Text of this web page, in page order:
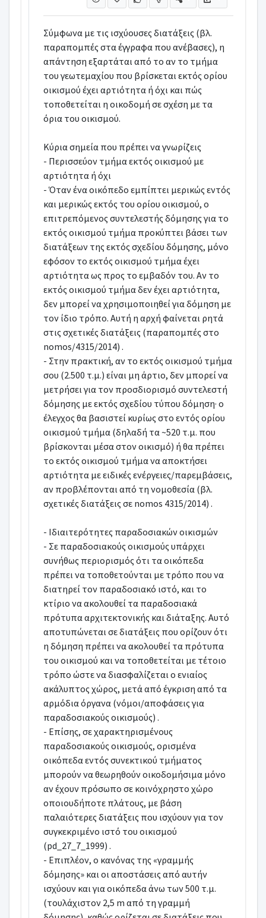
Σύμφωνα με τις ισχύουσες διατάξεις (βλ.
παραπομπές στα έγγραφα που ανέβασες), η
απάντηση εξαρτάται από το αν το τμήμα
του γεωτεμαχίου που βρίσκεται εκτός ορίου
οικισμού έχει αρτιότητα ή όχι και πώς
τοποθετείται η οικοδομή σε σχέση με τα
όρια του οικισμού.
Κύρια σημεία που πρέπει να γνωρίζεις
- Περισσεύον τμήμα εκτός οικισμού με
αρτιότητα ή όχι
- Όταν ένα οικόπεδο εμπίπτει μερικώς εντός
και μερικώς εκτός του ορίου οικισμού, ο
επιτρεπόμενος συντελεστής δόμησης για το
εκτός οικισμού τμήμα προκύπτει βάσει των
διατάξεων της εκτός σχεδίου δόμησης, μόνο
εφόσον το εκτός οικισμού τμήμα έχει
αρτιότητα ως προς το εμβαδόν του. Αν το
εκτός οικισμού τμήμα δεν έχει αρτιότητα,
δεν μπορεί να χρησιμοποιηθεί για δόμηση με
τον ίδιο τρόπο. Αυτή η αρχή φαίνεται ρητά
στις σχετικές διατάξεις (παραπομπές στο
nomos/4315/2014) .
- Στην πρακτική, αν το εκτός οικισμού τμήμα
σου (2.500 τ.μ.) είναι μη άρτιο, δεν μπορεί να
μετρήσει για τον προσδιορισμό συντελεστή
δόμησης με εκτός σχεδίου τύπου δόμηση· ο
έλεγχος θα βασιστεί κυρίως στο εντός ορίου
οικισμού τμήμα (δηλαδή τα ~520 τ.μ. που
βρίσκονται μέσα στον οικισμό) ή θα πρέπει
το εκτός οικισμού τμήμα να αποκτήσει
αρτιότητα με ειδικές ενέργειες/παρεμβάσεις,
αν προβλέπονται από τη νομοθεσία (βλ.
σχετικές διατάξεις σε nomos 4315/2014) .
- Ιδιαιτερότητες παραδοσιακών οικισμών
- Σε παραδοσιακούς οικισμούς υπάρχει
συνήθως περιορισμός ότι τα οικόπεδα
πρέπει να τοποθετούνται με τρόπο που να
διατηρεί τον παραδοσιακό ιστό, και το
κτίριο να ακολουθεί τα παραδοσιακά
πρότυπα αρχιτεκτονικής και διάταξης. Αυτό
αποτυπώνεται σε διατάξεις που ορίζουν ότι
η δόμηση πρέπει να ακολουθεί τα πρότυπα
του οικισμού και να τοποθετείται με τέτοιο
τρόπο ώστε να διασφαλίζεται ο ενιαίος
ακάλυπτος χώρος, μετά από έγκριση από τα
αρμόδια όργανα (νόμοι/αποφάσεις για
παραδοσιακούς οικισμούς) .
- Επίσης, σε χαρακτηρισμένους
παραδοσιακούς οικισμούς, ορισμένα
οικόπεδα εντός συνεκτικού τμήματος
μπορούν να θεωρηθούν οικοδομήσιμα μόνο
αν έχουν πρόσωπο σε κοινόχρηστο χώρο
οποιουδήποτε πλάτους, με βάση
παλαιότερες διατάξεις που ισχύουν για τον
συγκεκριμένο ιστό του οικισμού
(pd_27_7_1999) .
- Επιπλέον, ο κανόνας της «γραμμής
δόμησης» και οι αποστάσεις από αυτήν
ισχύουν και για οικόπεδα άνω των 500 τ.μ.
(τουλάχιστον 2,5 m από τη γραμμή